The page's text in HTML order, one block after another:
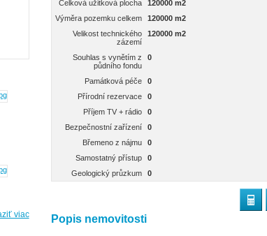
viac
Celková užitková plocha
120000 m2
Výměra pozemku celkem
120000 m2
Velikost technického
zázemí
120000 m2
Souhlas s vynětím z
půdního fondu
0
Památková péče
0
Přírodní rezervace
0
Příjem TV + rádio
0
Bezpečnostní zařízení
0
Břemeno z nájmu
0
Samostatný přístup
0
Geologický průzkum
0
Popis nemovitosti